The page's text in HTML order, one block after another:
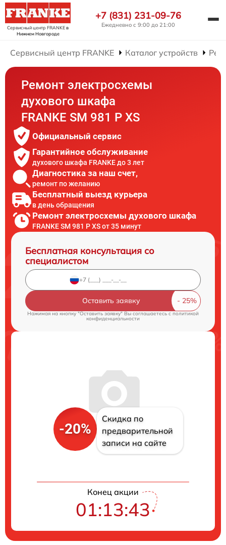
Сервисный центр FRANKEв
Нижнем Новгороде
+7 (831) 231-09-76
Ежедневно с 9:00 до 21:00
Сервисный центр FRANKE Каталог устройств
Ремонт электросхемы
духового шкафа
FRANKE SM 981 P XS
Официальный сервис
Гарантийное обслуживание
духового шкафа FRANKE до 3 лет
Диагностика за наш счет,
ремонт по желанию
Бесплатный выезд курьера
в день обращения
Ремонт электросхемы духового шкафа
FRANKE SM 981 P XS от 35 минут
Бесплатная консультация со
специалистом
Оставить заявку
Нажимая на кнопку "Оставить заявку" Вы соглашаетесь cполитикой
конфиденциальности
-20%
Скидка по
предварительной
записи на сайте
Конец акции
01:13:42